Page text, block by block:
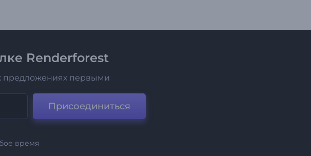
Renderforest
предложениях первыми
Присоединиться
время